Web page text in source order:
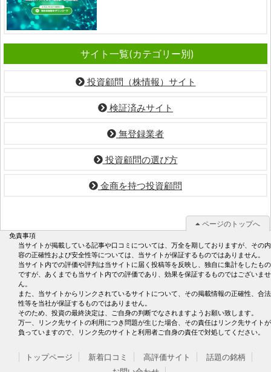
サイト一覧(カテゴリー別)
投資顧問（株情報）サイト
検証済みサイト
無登録業者
投資顧問の選び方
金商を持つ投資顧問
免責事項
当サイトが掲載している記事や口コミについては、万全を期しておりますが、その内
容の正確性および安全性等については、当サイトが保証するものではありません。
当サイト内での評価や評判は当サイトに届く投稿等を反映し、独自に集計をしたもの
ですが、あくまでも当サイト内での評価であり、効果を保証するものではございませ
ん。
また、当サイトからリンクされているサイトについて、その掲載情報の正確性、合法
性等を当社が保証するものではありません。
そのため、投資の最終決定は、ご自身の判断でなされますようお願い致します。
万一、リンク先サイトの利用につき問題が生じた場合、その責任はリンク先サイトが
負っていますので、リンク先のサイトと利用者ご自身の責任で対処してください。
トップページ 新着口コミ 高評価サイト
話題の銘柄
ページのトップへ